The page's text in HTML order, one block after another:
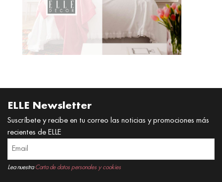
ELLE Newsletter
Suscríbete y recibe en tu correo las noticias y promociones más
recientes de ELLE
Lea nuestraCarta de datos personales y cookies